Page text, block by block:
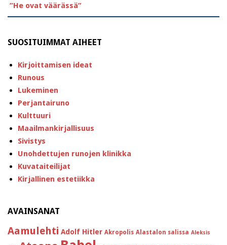
”He ovat väärässä”
SUOSITUIMMAT AIHEET
Kirjoittamisen ideat
Runous
Lukeminen
Perjantairuno
Kulttuuri
Maailmankirjallisuus
Sivistys
Unohdettujen runojen klinikka
Kuvataiteilijat
Kirjallinen estetiikka
AVAINSANAT
Aamulehti Adolf Hitler Akropolis Alastalon salissa Aleksis